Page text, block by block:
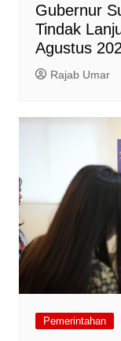
Gubernur
Tindak
Agustus
Rajab Umar
Pemerintahan